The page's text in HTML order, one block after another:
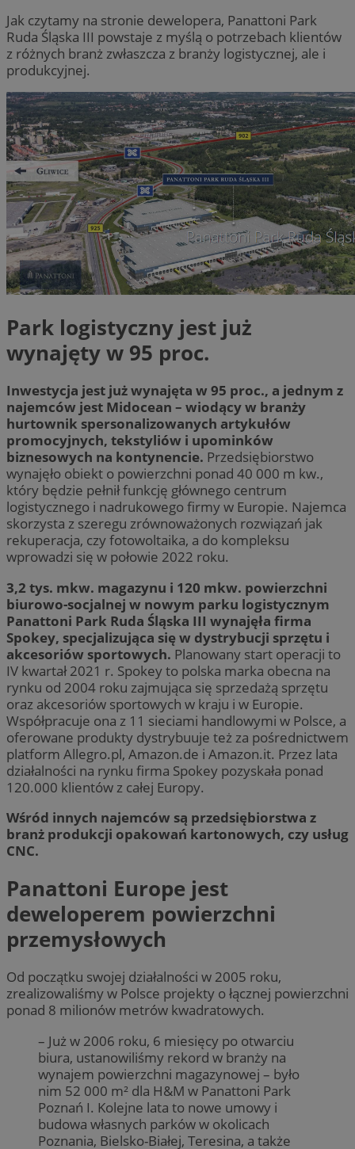
Jak czytamy na stronie dewelopera, Panattoni Park
Ruda Śląska III powstaje z myślą o potrzebach klientów
z różnych branż zwłaszcza z branży logistycznej, ale i
produkcyjnej.
Park logistyczny jest już
wynajęty w 95 proc.
Inwestycja jest już wynajęta w 95 proc., a jednym z
najemców jest Midocean – wiodący w branży
hurtownik spersonalizowanych artykułów
promocyjnych, tekstyliów i upominków
biznesowych na kontynencie. Przedsiębiorstwo
wynajęło obiekt o powierzchni ponad 40 000 m kw.,
który będzie pełnił funkcję głównego centrum
logistycznego i nadrukowego firmy w Europie. Najemca
skorzysta z szeregu zrównoważonych rozwiązań jak
rekuperacja, czy fotowoltaika, a do kompleksu
wprowadzi się w połowie 2022 roku.
3,2 tys. mkw. magazynu i 120 mkw. powierzchni
biurowo-socjalnej w nowym parku logistycznym
Panattoni Park Ruda Śląska III wynajęła firma
Spokey, specjalizująca się w dystrybucji sprzętu i
akcesoriów sportowych. Planowany start operacji to
IV kwartał 2021 r. Spokey to polska marka obecna na
rynku od 2004 roku zajmująca się sprzedażą sprzętu
oraz akcesoriów sportowych w kraju i w Europie.
Współpracuje ona z 11 sieciami handlowymi w Polsce, a
oferowane produkty dystrybuuje też za pośrednictwem
platform Allegro.pl, Amazon.de i Amazon.it. Przez lata
działalności na rynku firma Spokey pozyskała ponad
120.000 klientów z całej Europy.
Wśród innych najemców są przedsiębiorstwa z
branż produkcji opakowań kartonowych, czy usług
CNC.
Panattoni Europe jest
deweloperem powierzchni
przemysłowych
Od początku swojej działalności w 2005 roku,
zrealizowaliśmy w Polsce projekty o łącznej powierzchni
ponad 8 milionów metrów kwadratowych.
– Już w 2006 roku, 6 miesięcy po otwarciu
biura, ustanowiliśmy rekord w branży na
wynajem powierzchni magazynowej – było
nim 52 000 m² dla H&M w Panattoni Park
Poznań I. Kolejne lata to nowe umowy i
budowa własnych parków w okolicach
Poznania, Bielsko-Białej, Teresina, a także